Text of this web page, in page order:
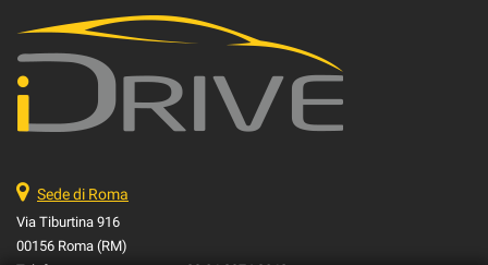
Sede di Roma
Via Tiburtina 916
00156 Roma (RM)